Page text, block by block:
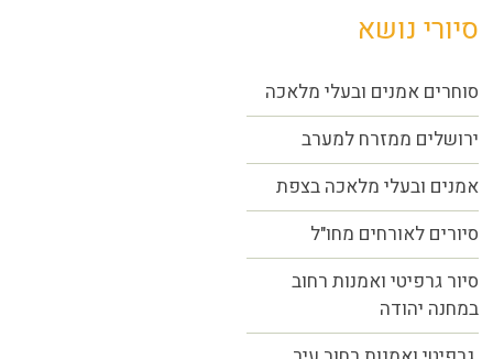
סיורי נושא
סוחרים אמנים ובעלי מלאכה
ירושלים ממזרח למערב
אמנים ובעלי מלאכה בצפת
סיורים לאורחים מחו"ל
סיור גרפיטי ואמנות רחוב
במחנה יהודה